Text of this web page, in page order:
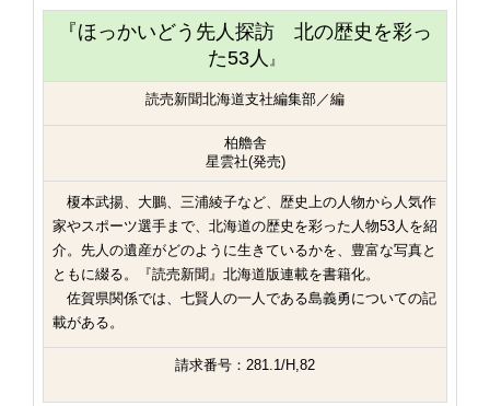
『ほっかいどう先人探訪 北の歴史を彩っ
た53人 』
読売新聞北海道支社編集部／編
柏艪舎
星雲社(発売)
榎本武揚、大鵬、三浦綾子など、歴史上の人物から人気作
家やスポーツ選手まで、北海道の歴史を彩った人物53人を紹
介。先人の遺産がどのように生きているかを、豊富な写真と
ともに綴る。『読売新聞』北海道版連載を書籍化。
佐賀県関係では、七賢人の一人である島義勇についての記
載がある。
請求番号：281.1/H,82